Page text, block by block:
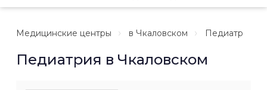
Медицинские центры в Чкаловском Педиатр
Педиатрия в Чкаловском